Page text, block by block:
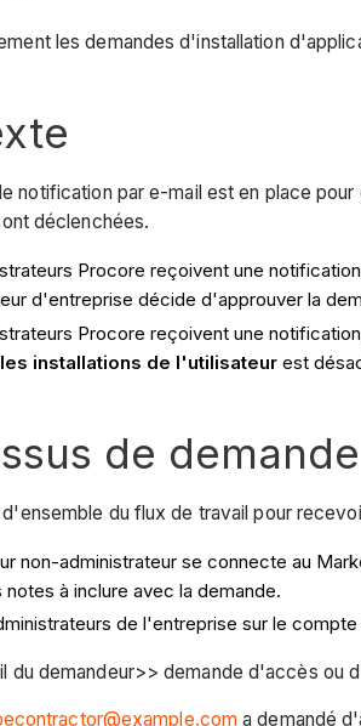
les demandes d'installation
notification par e-mail est en place
déclenchées.
Procore reçoivent une
d'entreprise décide d'approuver la
Procore reçoivent une
installations de l'utilisateur est
de
du flux de travail pour
non-administrateur se connecte au
notes à inclure avec la demande.
de l'entreprise sur le
du demandeur>> demande d'accès ou
a demandé